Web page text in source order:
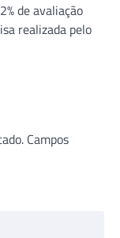
de avaliação
realizada pelo
Campos